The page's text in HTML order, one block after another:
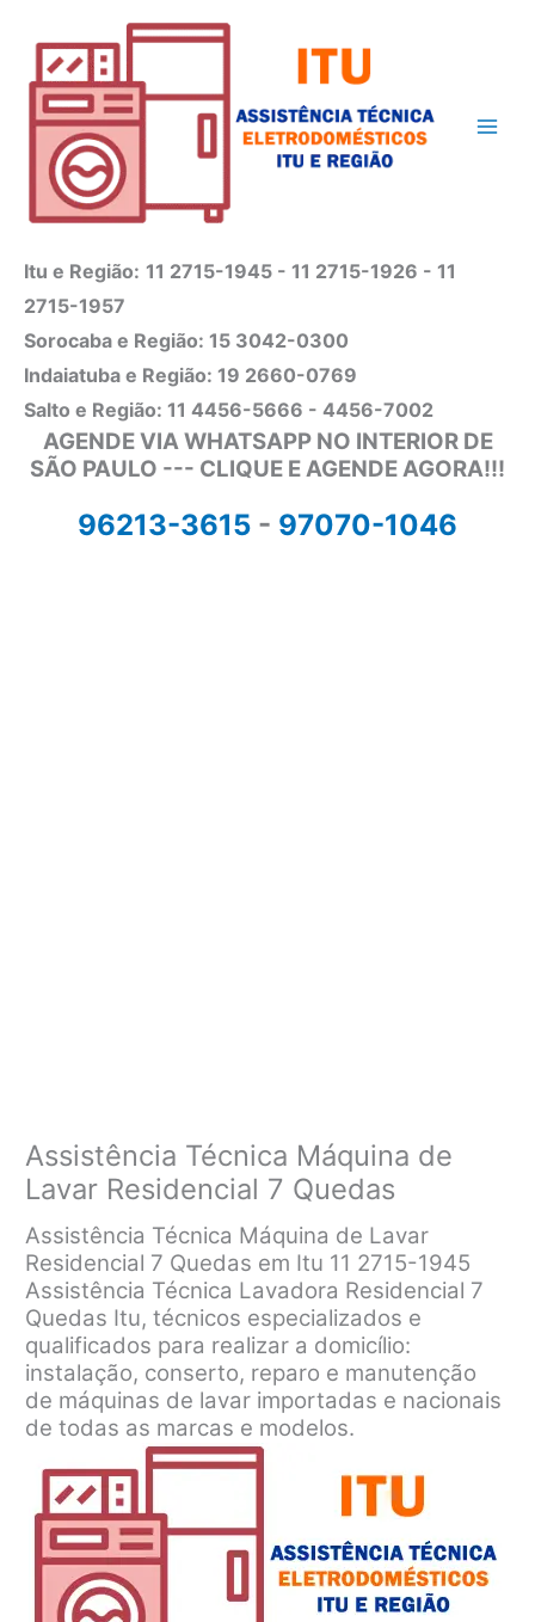
conteúdo
Itu e Região: 11 2715-1945 - 11 2715-1926 - 11
2715-1957
Sorocaba e Região: 15 3042-0300
Indaiatuba e Região: 19 2660-0769
Salto e Região: 11 4456-5666 - 4456-7002
AGENDE VIA WHATSAPP NO INTERIOR DE
SÃO PAULO --- CLIQUE E AGENDE AGORA!!!
96213-3615 - 97070-1046
Assistência Técnica Máquina de
Lavar Residencial 7 Quedas
Assistência Técnica Máquina de Lavar
Residencial 7 Quedas em Itu 11 2715-1945
Assistência Técnica Lavadora Residencial 7
Quedas Itu, técnicos especializados e
qualificados para realizar a domicílio:
instalação, conserto, reparo e manutenção
de máquinas de lavar importadas e nacionais
de todas as marcas e modelos.